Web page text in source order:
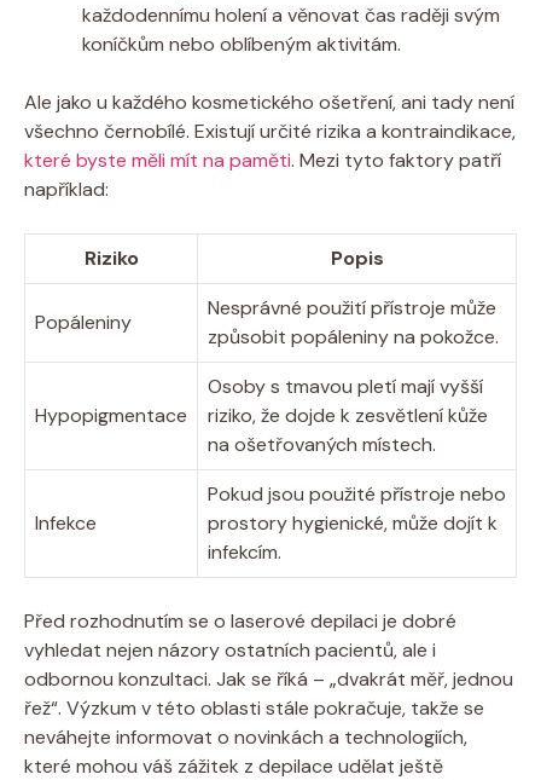
každodennímu holení a věnovat čas raději svým
koníčkům nebo oblíbeným aktivitám.
Ale jako u každého kosmetického ošetření, ani tady není
všechno černobílé. Existují určité rizika a kontraindikace,
které byste měli mít na paměti. Mezi tyto faktory patří
například:
Riziko Popis
Popáleniny
Nesprávné použití přístroje může
způsobit popáleniny na pokožce.
Hypopigmentace
Osoby s tmavou pletí mají vyšší
riziko, že dojde k zesvětlení kůže
na ošetřovaných místech.
Infekce
Pokud jsou použité přístroje nebo
prostory hygienické, může dojít k
infekcím.
Před rozhodnutím se o laserové depilaci je dobré
vyhledat nejen názory ostatních pacientů, ale i
odbornou konzultaci. Jak se říká – „dvakrát měř, jednou
řež“. Výzkum v této oblasti stále pokračuje, takže se
neváhejte informovat o novinkách a technologiích,
které mohou váš zážitek z depilace udělat ještě